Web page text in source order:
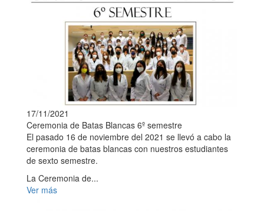
17/11/2021
Ceremonia de Batas Blancas 6º semestre
El pasado 16 de noviembre del 2021 se llevó a cabo la
ceremonia de batas blancas con nuestros estudiantes
de sexto semestre.
La Ceremonia de...
Ver más